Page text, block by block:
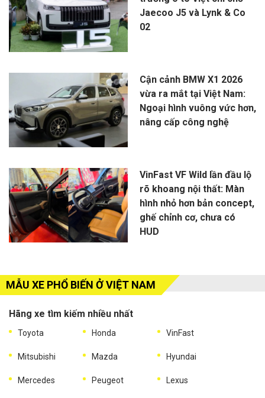
Jaecoo J5 và Lynk & Co
02
Cận cảnh BMW X1 2026
vừa ra mắt tại Việt Nam:
Ngoại hình vuông vức hơn,
nâng cấp công nghệ
VinFast VF Wild lần đầu lộ
rõ khoang nội thất: Màn
hình nhỏ hơn bản concept,
ghế chỉnh cơ, chưa có
HUD
MẪU XE PHỔ BIẾN Ở VIỆT NAM
Hãng xe tìm kiếm nhiều nhất
Toyota Honda VinFast
Mitsubishi Mazda Hyundai
Mercedes Peugeot Lexus